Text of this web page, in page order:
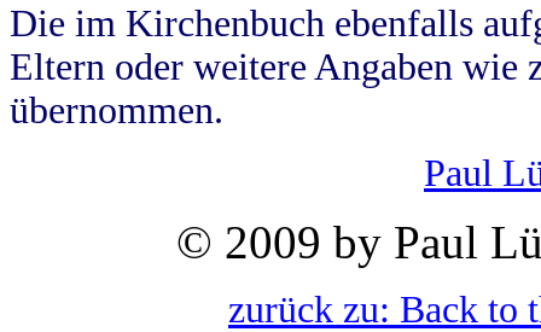
Die im Kirchenbuch ebenfalls
Eltern oder weitere Angaben wie
übernommen.
Paul
© 2009 by Paul
zurück zu: Back to